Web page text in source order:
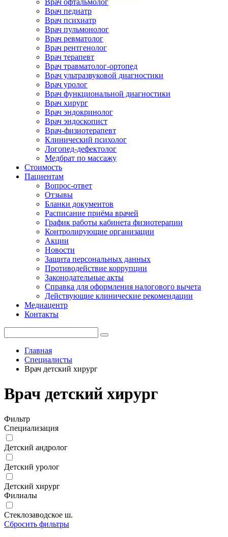
Врач офтальмолог
Врач педиатр
Врач психиатр
Врач пульмонолог
Врач ревматолог
Врач рентгенолог
Врач терапевт
Врач травматолог-ортопед
Врач ультразвуковой диагностики
Врач уролог
Врач функциональной диагностики
Врач хирург
Врач эндокринолог
Врач эндоскопист
Врач-физиотерапевт
Клинический психолог
Логопед-дефектолог
Медбрат по массажу
Стоимость
Пациентам
Вопрос-ответ
Отзывы
Бланки документов
Расписание приёма врачей
График работы кабинета физиотерапии
Контролирующие организации
Акции
Новости
Защита персональных данных
Противодействие коррупции
Законодательные акты
Справка для оформления налогового вычета
Действующие клинические рекомендации
Медиацентр
Контакты
Главная
Специалисты
Врач детский хирург
Врач детский хирург
Фильтр
Специализация
Детский андролог
Детский уролог
Детский хирург
Филиалы
Стеклозаводское ш.
Сбросить фильтры